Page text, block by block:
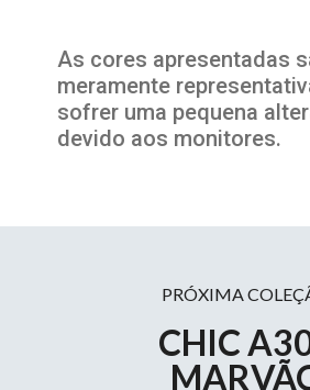
As cores apresentadas
meramente
sofrer uma pequena
devido aos monitores.
PRÓXIMA
CHIC